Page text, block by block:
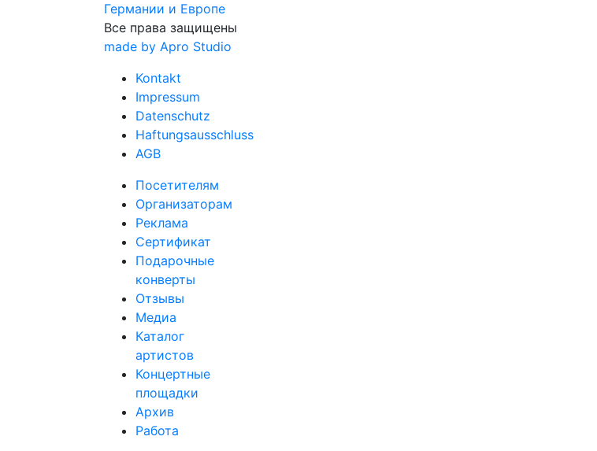
Германии и Европе
Все права защищены
made by Apro Studio
Kontakt
Impressum
Datenschutz
Haftungsausschluss
AGB
Посетителям
Организаторам
Реклама
Сертификат
Подарочные
конверты
Отзывы
Медиа
Каталог
артистов
Концертные
площадки
Архив
Работа